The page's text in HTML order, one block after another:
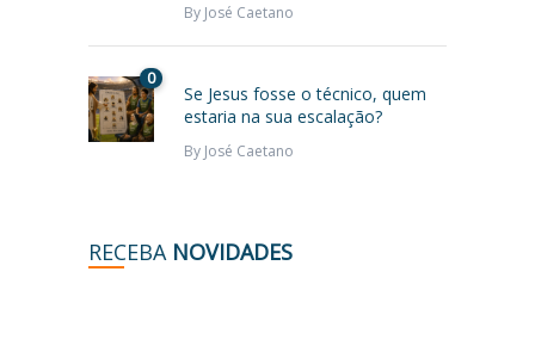
By José Caetano
0
Se Jesus fosse o técnico, quem
estaria na sua escalação?
By José Caetano
RECEBA NOVIDADES